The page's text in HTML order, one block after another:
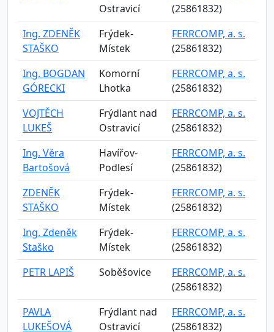
Ostravicí
(25861832)
Ing. ZDENĚK
STAŠKO
Frýdek-
Místek
FERRCOMP, a. s.
(25861832)
Ing. BOGDAN
GÓRECKI
Komorní
Lhotka
FERRCOMP, a. s.
(25861832)
VOJTĚCH
LUKEŠ
Frýdlant nad
Ostravicí
FERRCOMP, a. s.
(25861832)
Ing. Věra
Bartošová
Havířov-
Podlesí
FERRCOMP, a. s.
(25861832)
ZDENĚK
STAŠKO
Frýdek-
Místek
FERRCOMP, a. s.
(25861832)
Ing. Zdeněk
Staško
Frýdek-
Místek
FERRCOMP, a. s.
(25861832)
PETR LAPIŠ
Soběšovice
FERRCOMP, a. s.
(25861832)
PAVLA
LUKEŠOVÁ
Frýdlant nad
Ostravicí
FERRCOMP, a. s.
(25861832)